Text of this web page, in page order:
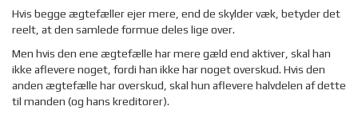
Hvis begge ægtefæller ejer mere, end de skylder væk, betyder det
reelt, at den samlede formue deles lige over.
Men hvis den ene ægtefælle har mere gæld end aktiver, skal han
ikke aflevere noget, fordi han ikke har noget overskud. Hvis den
anden ægtefælle har overskud, skal hun aflevere halvdelen af dette
til manden (og hans kreditorer).